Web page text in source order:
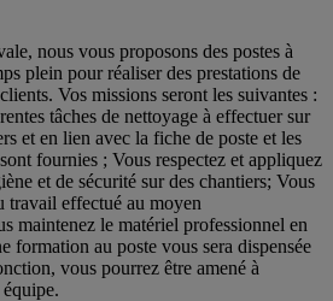
nous vous proposons des postes à
plein pour réaliser des prestations de
Vos missions seront les suivantes :
tâches de nettoyage à effectuer sur
et en lien avec la fiche de poste et les
fournies ; Vous respectez et appliquez
et de sécurité sur des chantiers; Vous
travail effectué au moyen
maintenez le matériel professionnel en
formation au poste vous sera dispensée
vous pourrez être amené à